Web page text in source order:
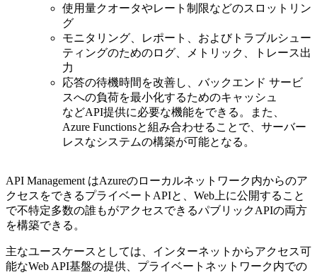
使用量クオータやレート制限などのスロットリン
グ
モニタリング、レポート、およびトラブルシュー
ティングのためのログ、メトリック、トレース出
力
応答の待機時間を改善し、バックエンド サービ
スへの負荷を最小化するためのキャッシュ
などAPI提供に必要な機能をできる。また、
Azure Functionsと組み合わせることで、サーバー
レスなシステムの構築が可能となる。
API Management はAzureのローカルネットワーク内からのア
クセスをできるプライベートAPIと、Web上に公開すること
で不特定多数の誰もがアクセスできるパブリックAPIの両方
を構築できる。
主なユースケースとしては、インターネットからアクセス可
能なWeb API基盤の提供、プライベートネットワーク内での